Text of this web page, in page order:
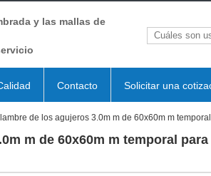
y las mallas de
Contacto Solicitar una
de los agujeros 3.0m m de 60x60m m
m de 60x60m m temporal